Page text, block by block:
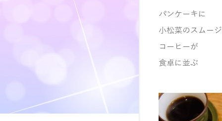
パンケーキに
小松菜のスムー
コーヒーが
食卓に並ぶ